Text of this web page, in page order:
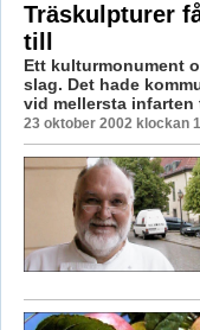
Träskulpturer
till
Ett kulturmonument
slag. Det hade
vid mellersta
23 oktober 2002 klockan